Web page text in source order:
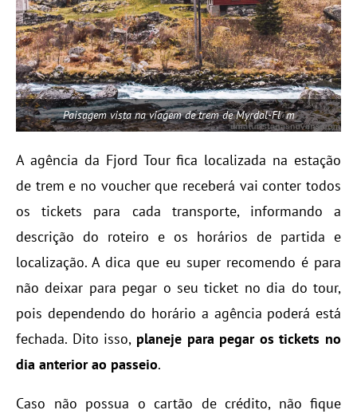
Paisagem vista na viagem de trem de Myrdal-Flåm
A agência da Fjord Tour fica localizada na estação
de trem e no voucher que receberá vai conter todos
os tickets para cada transporte, informando a
descrição do roteiro e os horários de partida e
localização. A dica que eu super recomendo é para
não deixar para pegar o seu ticket no dia do tour,
pois dependendo do horário a agência poderá está
fechada. Dito isso, planeje para pegar os tickets no
dia anterior ao passeio.
Caso não possua o cartão de crédito, não fique